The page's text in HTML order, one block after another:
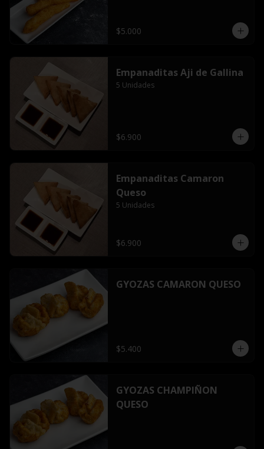
$5.000
Empanaditas Aji de Gallina
5 Unidades
$6.900
Empanaditas Camaron
Queso
5 Unidades
$6.900
GYOZAS CAMARON QUESO
$5.400
GYOZAS CHAMPIÑON
QUESO